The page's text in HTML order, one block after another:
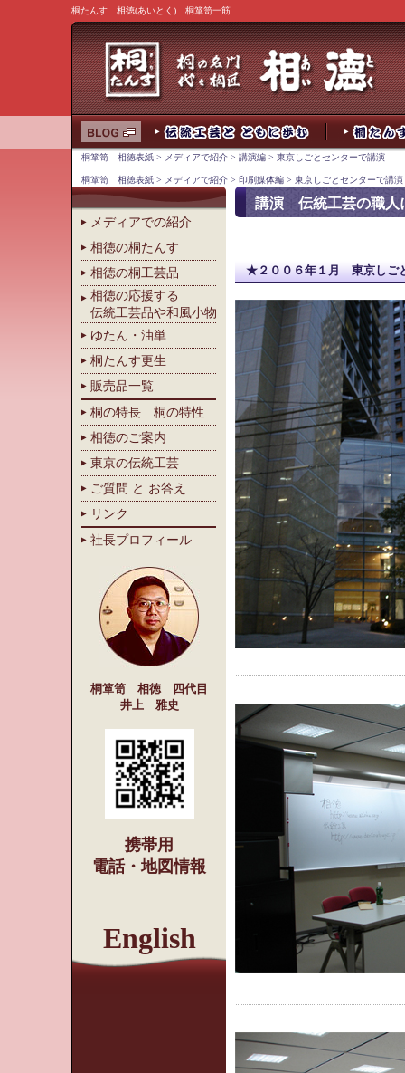
桐たんす 相徳(あいとく) 桐箪笥一筋
桐箪笥 相徳表紙 > メディアで紹介 > 講演編 > 東京しごとセンターで講演
桐箪笥 相徳表紙 > メディアで紹介 > 印刷媒体編 > 東京しごとセンターで講演
メディアでの紹介
相徳の桐たんす
相徳の桐工芸品
相徳の応援する
伝統工芸品や和風小物
ゆたん・油単
桐たんす更生
販売品一覧
桐の特長 桐の特性
相徳のご案内
東京の伝統工芸
ご質問 と お答え
リンク
社長プロフィール
桐箪笥 相徳 四代目
井上 雅史
携帯用
電話・地図情報
English
講演 伝統工芸の職人
★２００６年１月 東京しご